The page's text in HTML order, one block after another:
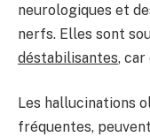
neurologiques et
nerfs. Elles sont
déstabilisantes,
Les hallucinations
fréquentes,